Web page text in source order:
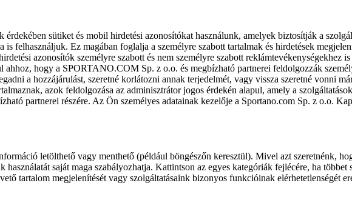
sütiket és mobil hirdetési azonosítókat használunk, amelyek biztosítják a
is felhasználjuk. Ez magában foglalja a személyre szabott tartalmak és hirdetések
azonosítók személyre szabott és nem személyre szabott reklámtevékenységekhez
hogy a SPORTANO.COM Sp. z o.o. és megbízható partnerei feldolgozzák
a hozzájárulást, szeretné korlátozni annak terjedelmét, vagy vissza szeretné vonni
azok feldolgozása az adminisztrátor jogos érdekén alapul, amely a
partnerei részére. Az Ön személyes adatainak kezelője a Sportano.com Sp. z o.o.
letölthető vagy menthető (például böngészőn keresztül). Mivel azt szeretnénk,
saját maga szabályozhatja. Kattintson az egyes kategóriák fejlécére, ha többet
tartalom megjelenítését vagy szolgáltatásaink bizonyos funkcióinak elérhetetlenségét